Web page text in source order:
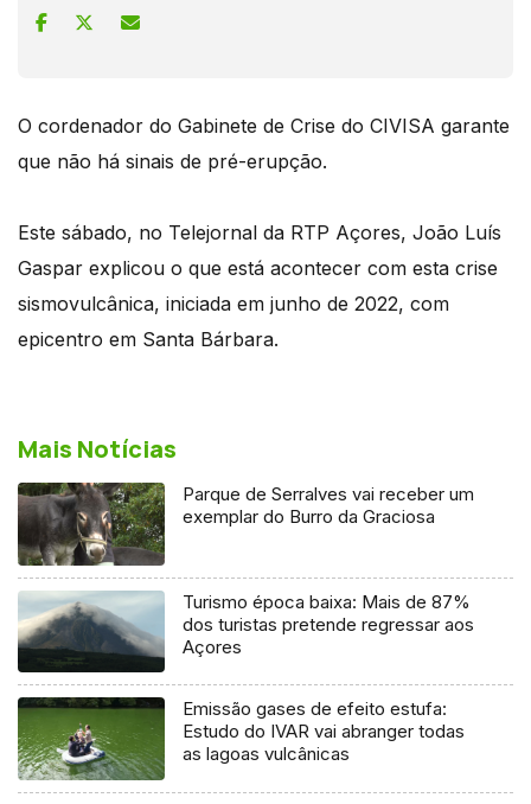
O cordenador do Gabinete de Crise do CIVISA garante
que não há sinais de pré-erupção.
Este sábado, no Telejornal da RTP Açores, João Luís
Gaspar explicou o que está acontecer com esta crise
sismovulcânica, iniciada em junho de 2022, com
epicentro em Santa Bárbara.
Mais Notícias
Parque de Serralves vai receber um
exemplar do Burro da Graciosa
Turismo época baixa: Mais de 87%
dos turistas pretende regressar aos
Açores
Emissão gases de efeito estufa:
Estudo do IVAR vai abranger todas
as lagoas vulcânicas